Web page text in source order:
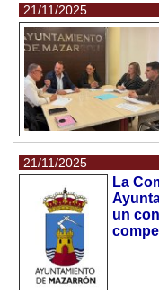
21/11/2025
21/11/2025
La
un